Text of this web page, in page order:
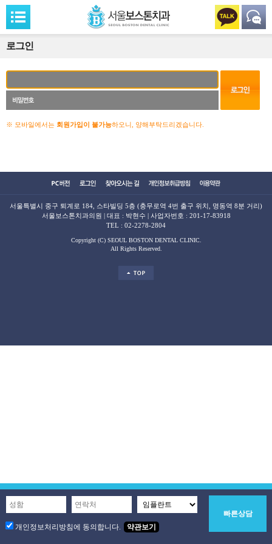
로그인
※ 모바일에서는 회원가입이 불가능하오니, 양해부탁드리겠습니다.
개인정보처리방침에 동의합니다. 약관보기
빠른상담
서울특별시 중구 퇴계로 184, 스타빌딩 5층 (충무로역 4번 출구 위치, 명동역 8분 거리)
서울보스톤치과의원 | 대표 : 박현수 | 사업자번호 : 201-17-83918
TEL : 02-2278-2804
Copyright (C) SEOUL BOSTON DENTAL CLINIC.
All Rights Reserved.